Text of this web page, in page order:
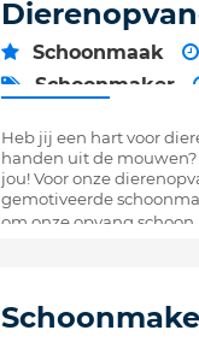
Schoonmaak
Schoonmaker
Heb jij een hart voor
handen uit de
jou! Voor onze
gemotiveerde
om onze opvang schoon,